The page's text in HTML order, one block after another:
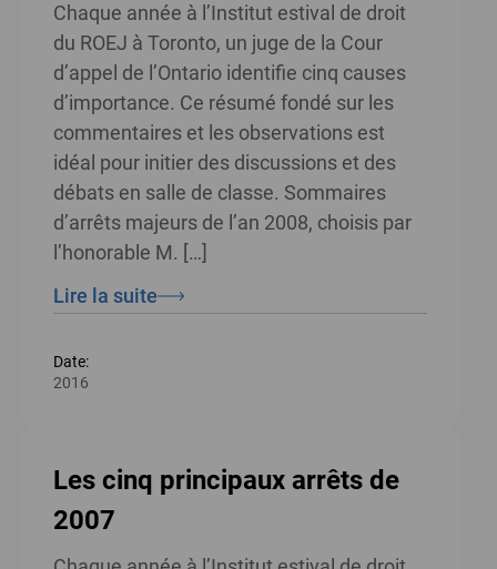
Chaque année à l’Institut estival de droit
du ROEJ à Toronto, un juge de la Cour
d’appel de l’Ontario identifie cinq causes
d’importance. Ce résumé fondé sur les
commentaires et les observations est
idéal pour initier des discussions et des
débats en salle de classe. Sommaires
d’arrêts majeurs de l’an 2008, choisis par
l’honorable M. […]
Lire la suite
Date:
2016
Les cinq principaux arrêts de
2007